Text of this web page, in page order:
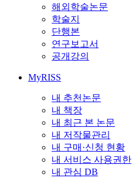
해외학술논문
학술지
단행본
연구보고서
공개강의
MyRISS
내 추천논문
내 책장
내 최근 본 논문
내 저작물관리
내 구매·신청 현황
내 서비스 사용권한
내 관심 DB